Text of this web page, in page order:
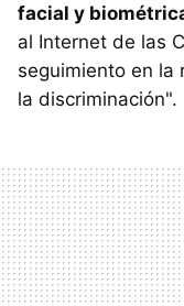
facial y
al Internet de las
seguimiento en la
la discriminación".